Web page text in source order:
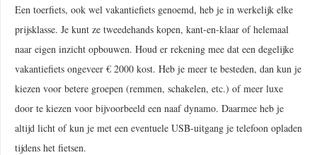
Een toerfiets, ook wel vakantiefiets genoemd, heb je in werkelijk elke
prijsklasse. Je kunt ze tweedehands kopen, kant-en-klaar of helemaal
naar eigen inzicht opbouwen. Houd er rekening mee dat een degelijke
vakantiefiets ongeveer € 2000 kost. Heb je meer te besteden, dan kun je
kiezen voor betere groepen (remmen, schakelen, etc.) of meer luxe
door te kiezen voor bijvoorbeeld een naaf dynamo. Daarmee heb je
altijd licht of kun je met een eventuele USB-uitgang je telefoon opladen
tijdens het fietsen.